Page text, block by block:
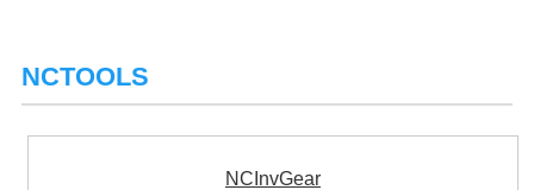
NCTOOLS
NCInvGear